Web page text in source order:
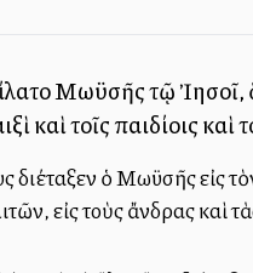
Μωϋσῆς τῷ Ἰησοῖ,
καὶ τοῖς παιδίοις
ὁ Μωϋσῆς εἰς
εἰς τοὺς ἄνδρας καὶ